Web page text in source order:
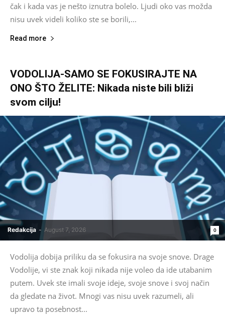
čak i kada vas je nešto iznutra bolelo. Ljudi oko vas možda
nisu uvek videli koliko ste se borili,...
Read more
VODOLIJA-SAMO SE FOKUSIRAJTE NA
ONO ŠTO ŽELITE: Nikada niste bili bliži
svom cilju!
Redakcija - August 7, 2026 0
Vodolija dobija priliku da se fokusira na svoje snove. Drage
Vodolije, vi ste znak koji nikada nije voleo da ide utabanim
putem. Uvek ste imali svoje ideje, svoje snove i svoj način
da gledate na život. Mnogi vas nisu uvek razumeli, ali
upravo ta posebnost...